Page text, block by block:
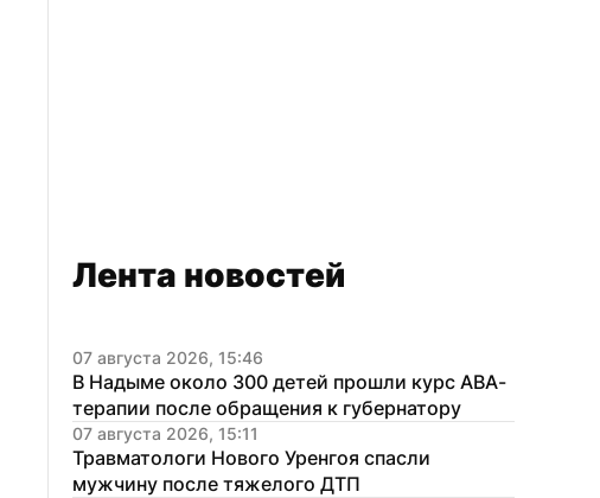
Лента новостей
07 августа 2026, 15:46
В Надыме около 300 детей прошли курс АВА-
терапии после обращения к губернатору
07 августа 2026, 15:11
Травматологи Нового Уренгоя спасли
мужчину после тяжелого ДТП